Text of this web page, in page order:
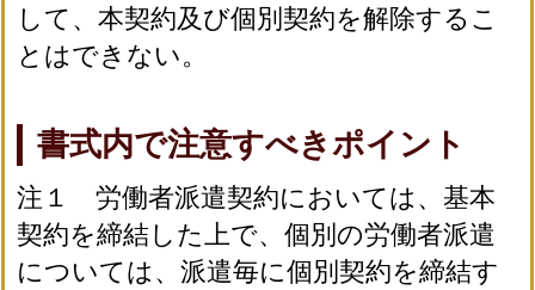
して、本契約及び個別契約を解除するこ
とはできない。
書式内で注意すべきポイント
注１ 労働者派遣契約においては、基本
契約を締結した上で、個別の労働者派遣
については、派遣毎に個別契約を締結す